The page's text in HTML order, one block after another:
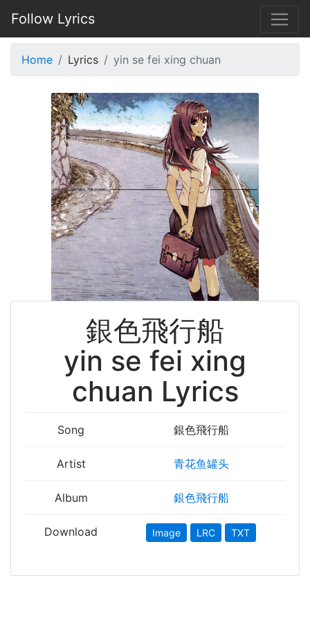
Follow Lyrics
Home Lyrics yin se fei xing chuan
銀色飛行船
yin se fei xing
chuan Lyrics
Song 銀色飛行船
Artist 青花鱼罐头
Album 銀色飛行船
Download Image LRC TXT